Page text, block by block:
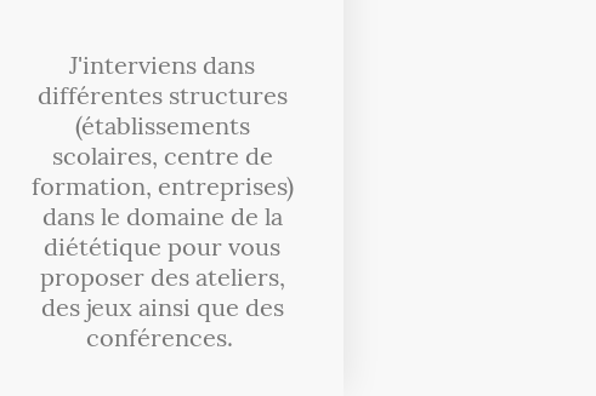
J'interviens dans
différentes structures
(établissements
scolaires, centre de
formation, entreprises)
dans le domaine de la
diététique pour vous
proposer des ateliers,
des jeux ainsi que des
conférences.